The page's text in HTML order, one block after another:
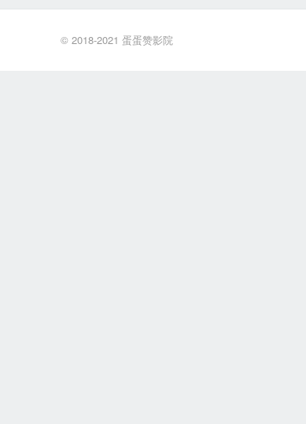
© 2018-2021 蛋蛋赞影院